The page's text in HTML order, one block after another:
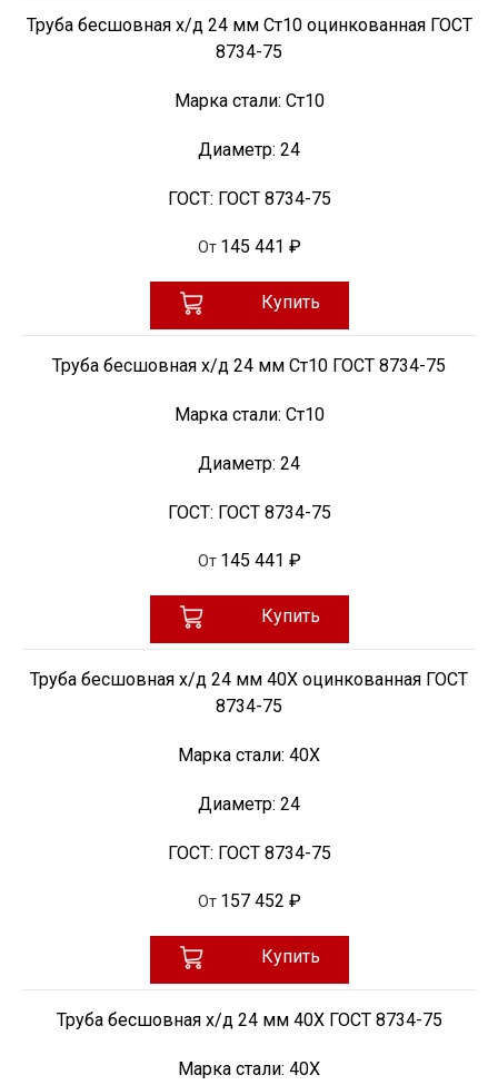
Труба бесшовная х/д 24 мм Ст10 оцинкованная ГОСТ
8734-75
Марка стали: Ст10
Диаметр: 24
ГОСТ: ГОСТ 8734-75
От 145 441 ₽
Купить
Труба бесшовная х/д 24 мм Ст10 ГОСТ 8734-75
Марка стали: Ст10
Диаметр: 24
ГОСТ: ГОСТ 8734-75
От 145 441 ₽
Купить
Труба бесшовная х/д 24 мм 40Х оцинкованная ГОСТ
8734-75
Марка стали: 40Х
Диаметр: 24
ГОСТ: ГОСТ 8734-75
От 157 452 ₽
Купить
Труба бесшовная х/д 24 мм 40Х ГОСТ 8734-75
Марка стали: 40Х